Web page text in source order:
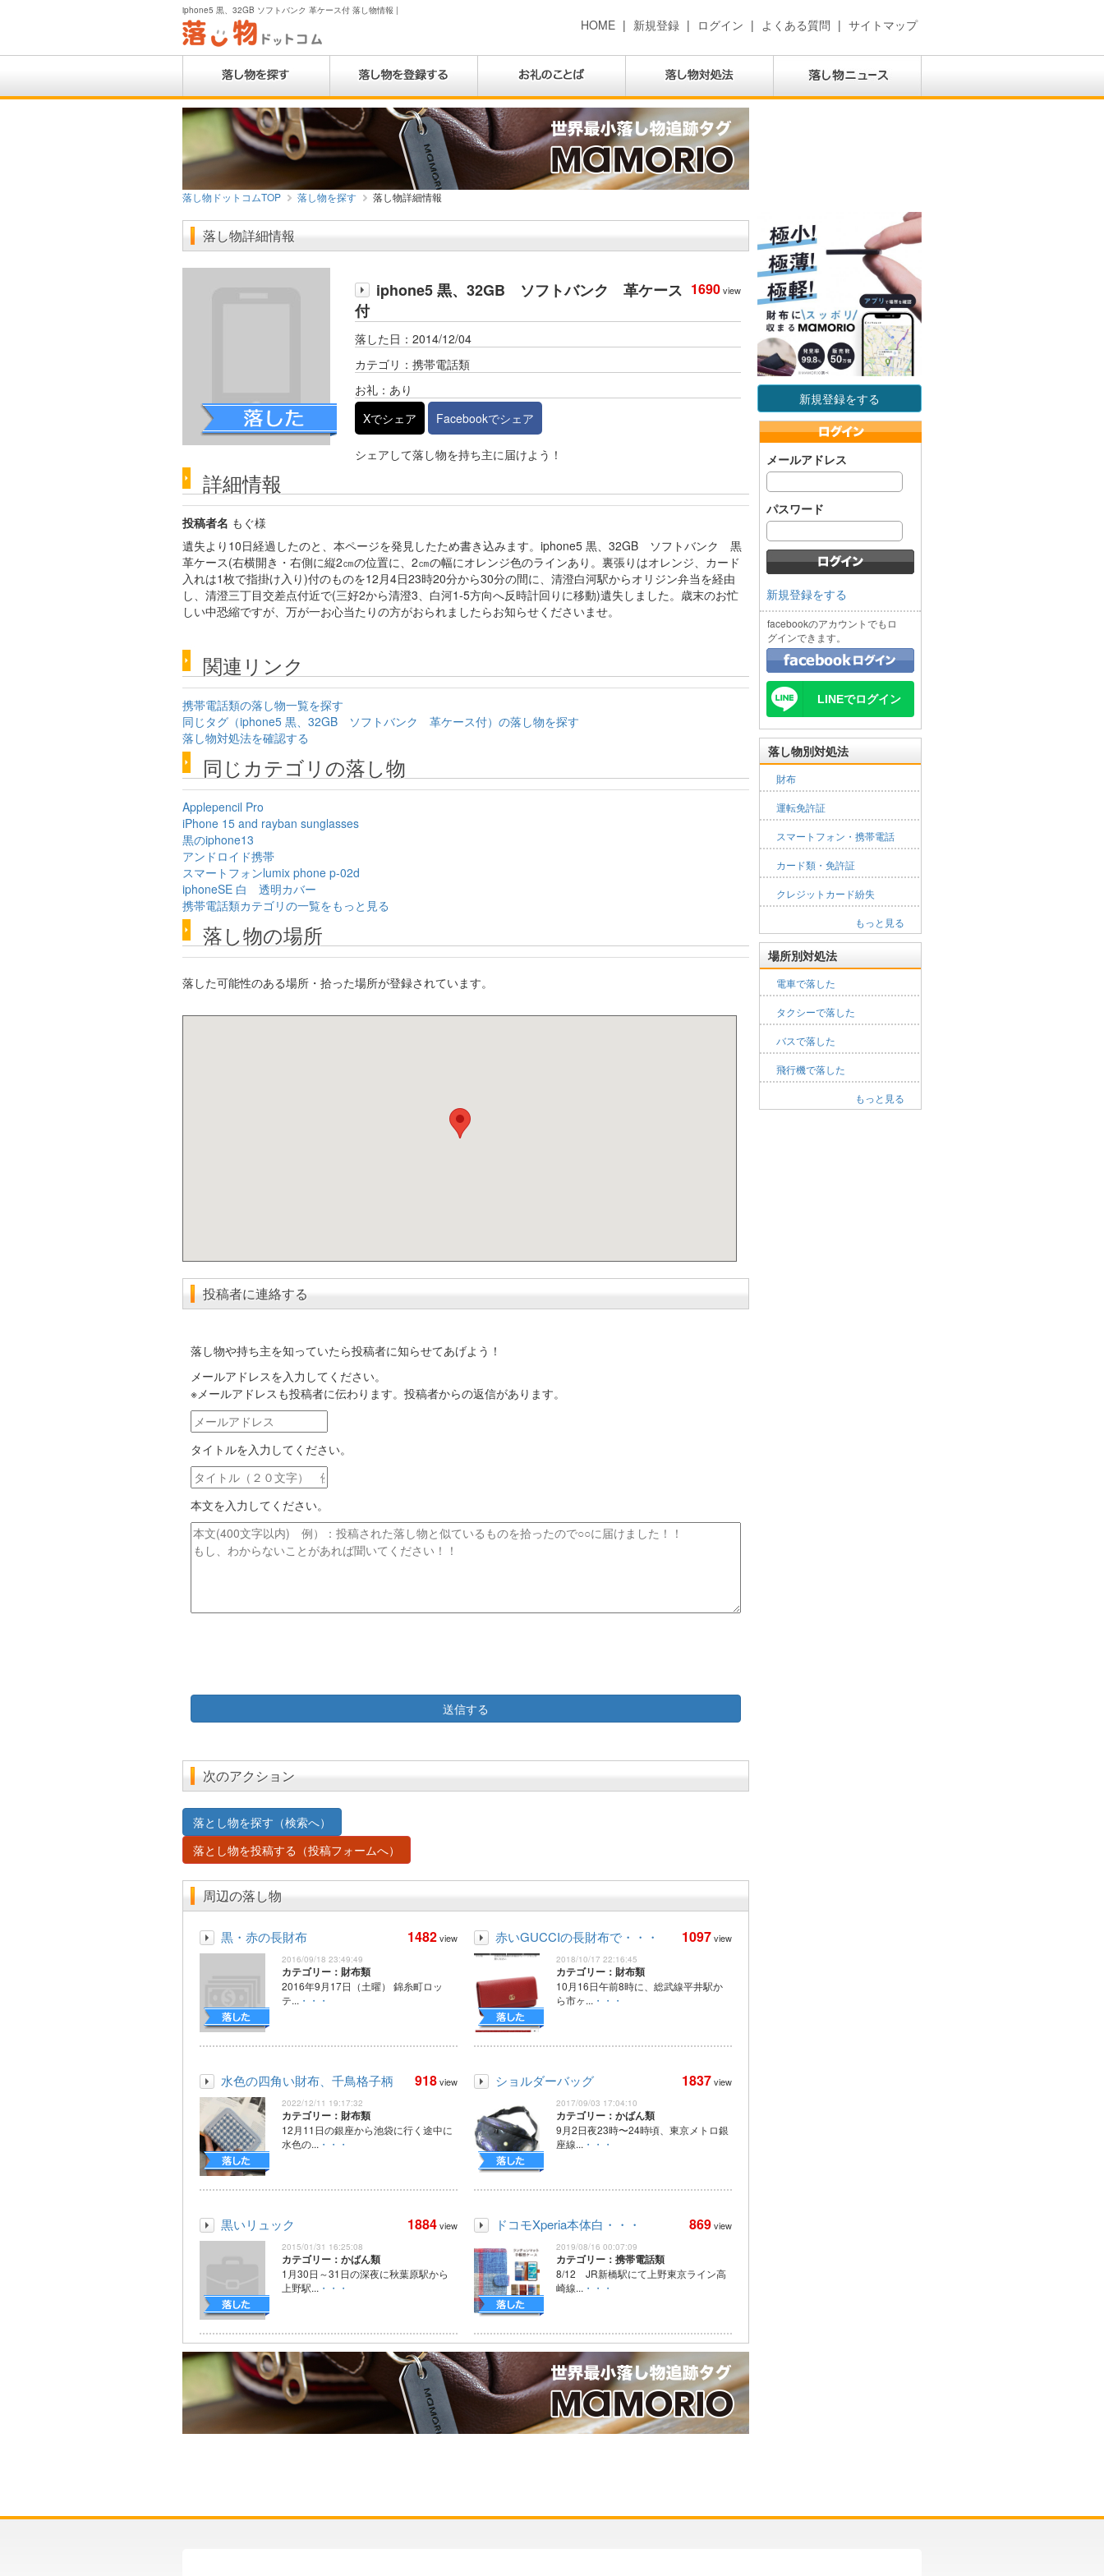
iphone5 黒、32GB ソフトバンク 革ケース付 落し物情報 |
HOME | 新規登録 | ログイン | よくある質問 | サイトマップ
落し物ドットコムTOP 落し物を探す 落し物詳細情報
新規登録をする
メールアドレス
パスワード
新規登録をする
facebookのアカウントでもロ
グインできます。
LINEでログイン
落し物別対処法
財布
運転免許証
スマートフォン・携帯電話
カード類・免許証
クレジットカード紛失
もっと見る
場所別対処法
電車で落した
タクシーで落した
バスで落した
飛行機で落した
もっと見る
落し物詳細情報
1690view
iphone5 黒、32GB ソフトバンク 革ケース
付
落した日：2014/12/04
カテゴリ：携帯電話類
お礼：あり
Xでシェア
Facebookでシェア
シェアして落し物を持ち主に届けよう！
詳細情報
投稿者名 もぐ様
遺失より10日経過したのと、本ページを発見したため書き込みます。iphone5 黒、32GB ソフトバンク 黒
革ケース(右横開き・右側に縦2㎝の位置に、2㎝の幅にオレンジ色のラインあり。裏張りはオレンジ、カード
入れは1枚で指掛け入り)付のものを12月4日23時20分から30分の間に、清澄白河駅からオリジン弁当を経由
し、清澄三丁目交差点付近で(三好2から清澄3、白河1-5方向へ反時計回りに移動)遺失しました。歳末のお忙
しい中恐縮ですが、万が一お心当たりの方がおられましたらお知らせくださいませ。
関連リンク
携帯電話類の落し物一覧を探す
同じタグ（iphone5 黒、32GB ソフトバンク 革ケース付）の落し物を探す
落し物対処法を確認する
同じカテゴリの落し物
Applepencil Pro
iPhone 15 and rayban sunglasses
黒のiphone13
アンドロイド携帯
スマートフォンlumix phone p-02d
iphoneSE 白 透明カバー
携帯電話類カテゴリの一覧をもっと見る
落し物の場所
落した可能性のある場所・拾った場所が登録されています。
投稿者に連絡する
落し物や持ち主を知っていたら投稿者に知らせてあげよう！
メールアドレスを入力してください。
※メールアドレスも投稿者に伝わります。投稿者からの返信があります。
メ
ー
ル
ア
ド
レ
ス
タイトルを入力してください。
タ
イ
ト
ル
本文を入力してください。
本
文
次のアクション
落とし物を探す（検索へ）
落とし物を投稿する（投稿フォームへ）
周辺の落し物
黒・赤の長財布 1482view
2016/09/18 23:49:49
カテゴリー：財布類
2016年9月17日（土曜） 錦糸町ロッ
テ... ・・・
赤いGUCCIの長財布で・・・ 1097view
2018/10/17 22:16:45
カテゴリー：財布類
10月16日午前8時に、総武線平井駅か
ら市ヶ... ・・・
水色の四角い財布、千鳥格子柄 918view
2022/12/11 19:17:32
カテゴリー：財布類
12月11日の銀座から池袋に行く途中に
水色の... ・・・
ショルダーバッグ 1837view
2017/09/03 17:04:10
カテゴリー：かばん類
9月2日夜23時〜24時頃、東京メトロ銀
座線... ・・・
黒いリュック 1884view
2015/01/31 16:25:08
カテゴリー：かばん類
1月30日～31日の深夜に秋葉原駅から
上野駅... ・・・
ドコモXperia本体白・・・ 869view
2019/08/16 00:07:09
カテゴリー：携帯電話類
8/12 JR新橋駅にて上野東京ライン高
崎線... ・・・